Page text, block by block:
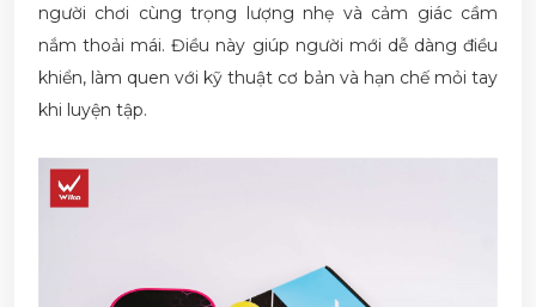
người chơi cùng trọng lượng nhẹ và cảm giác cầm
nắm thoải mái. Điều này giúp người mới dễ dàng điều
khiển, làm quen với kỹ thuật cơ bản và hạn chế mỏi tay
khi luyện tập.